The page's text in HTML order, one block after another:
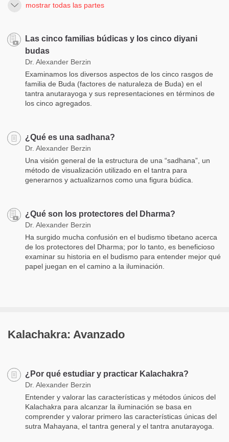
mostrar todas las partes
Las cinco familias búdicas y los cinco diyani
budas
Dr. Alexander Berzin
Examinamos los diversos aspectos de los cinco rasgos de
familia de Buda (factores de naturaleza de Buda) en el
tantra anutarayoga y sus representaciones en términos de
los cinco agregados.
¿Qué es una sadhana?
Dr. Alexander Berzin
Una visión general de la estructura de una “sadhana”, un
método de visualización utilizado en el tantra para
generarnos y actualizarnos como una figura búdica.
¿Qué son los protectores del Dharma?
Dr. Alexander Berzin
Ha surgido mucha confusión en el budismo tibetano acerca
de los protectores del Dharma; por lo tanto, es beneficioso
examinar su historia en el budismo para entender mejor qué
papel juegan en el camino a la iluminación.
Kalachakra: Avanzado
¿Por qué estudiar y practicar Kalachakra?
Dr. Alexander Berzin
Entender y valorar las características y métodos únicos del
Kalachakra para alcanzar la iluminación se basa en
comprender y valorar primero las características únicas del
sutra Mahayana, el tantra general y el tantra anutarayoga.